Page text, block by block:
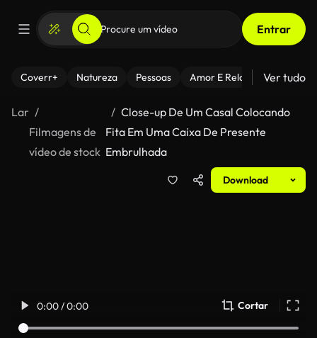
Entrar
Coverr+ Natureza Pessoas Amor E Relacionamentos
Ver tudo
Lar
Filmagens de
vídeo de stock
Close-up De Um Casal Colocando
Fita Em Uma Caixa De Presente
Embrulhada
Download
0:00 / 0:00 Cortar